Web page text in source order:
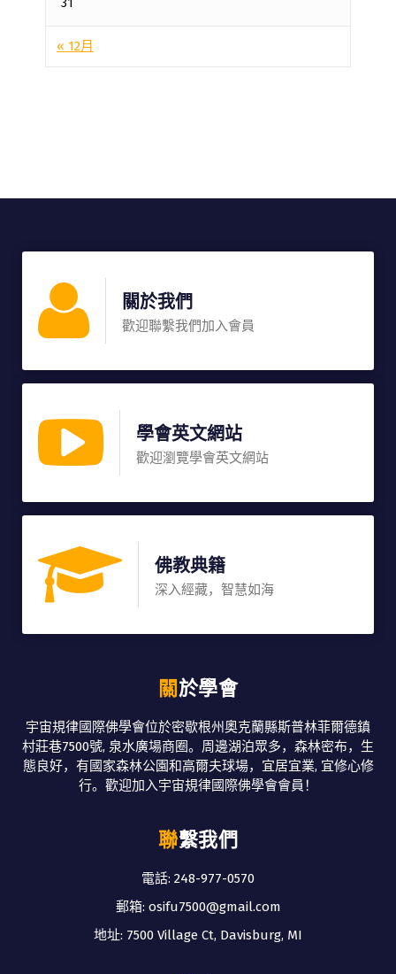
« 12月
關於我們
歡迎聯繫我們加入會員
學會英文網站
歡迎瀏覽學會英文網站
佛教典籍
深入經藏，智慧如海
關於學會
宇宙規律國際佛學會位於密歇根州奧克蘭縣斯普林菲爾德鎮
村莊巷7500號, 泉水廣場商圈。周邊湖泊眾多，森林密布，生
態良好，有國家森林公園和高爾夫球場，宜居宜業, 宜修心修
行。歡迎加入宇宙規律國際佛學會會員！
聯繫我們
電話: 248-977-0570
郵箱: osifu7500@gmail.com
地址: 7500 Village Ct, Davisburg, MI